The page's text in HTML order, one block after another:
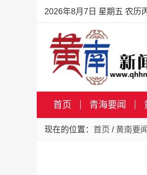
2026年8月7日 星期五 农历
首页 青海要闻
现在的位置： 首页 / 黄南要闻